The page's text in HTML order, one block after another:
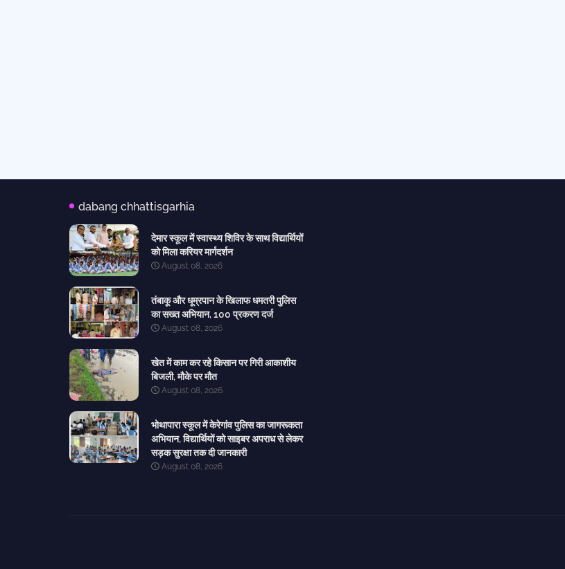
dabang chhattisgarhia
देमार स्कूल में स्वास्थ्य शिविर के साथ विद्यार्थियों
को मिला करियर मार्गदर्शन
August 08, 2026
तंबाकू और धूम्रपान के खिलाफ धमतरी पुलिस
का सख्त अभियान, 100 प्रकरण दर्ज
August 08, 2026
खेत में काम कर रहे किसान पर गिरी आकाशीय
बिजली, मौके पर मौत
August 08, 2026
भोथापारा स्कूल में केरेगांव पुलिस का जागरूकता
अभियान, विद्यार्थियों को साइबर अपराध से लेकर
सड़क सुरक्षा तक दी जानकारी
August 08, 2026